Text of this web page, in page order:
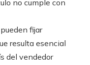
no cumple con
fijar
resulta esencial
del vendedor